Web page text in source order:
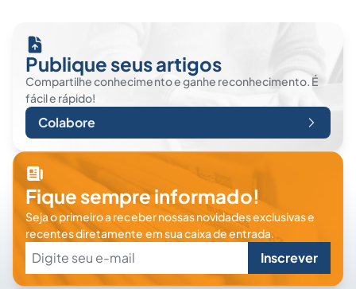
Publique seus artigos
Compartilhe conhecimento e ganhe reconhecimento. É
fácil e rápido!
Colabore
Fique sempre informado!
Seja o primeiro a receber nossas novidades exclusivas e
recentes diretamente em sua caixa de entrada.
Inscrever